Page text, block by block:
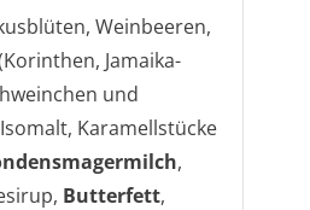
Weinbeeren,
Jamaika-
und
Karamellstücke
,
Butterfett,